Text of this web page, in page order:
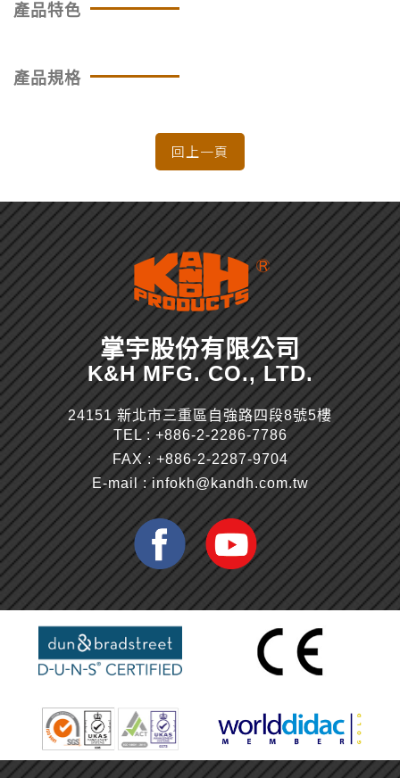
產品特色
產品規格
掌宇股份有限公司
K&H MFG. CO., LTD.
24151 新北市三重區自強路四段8號5樓
TEL :+886-2-2286-7786
FAX : +886-2-2287-9704
E-mail :infokh@kandh.com.tw